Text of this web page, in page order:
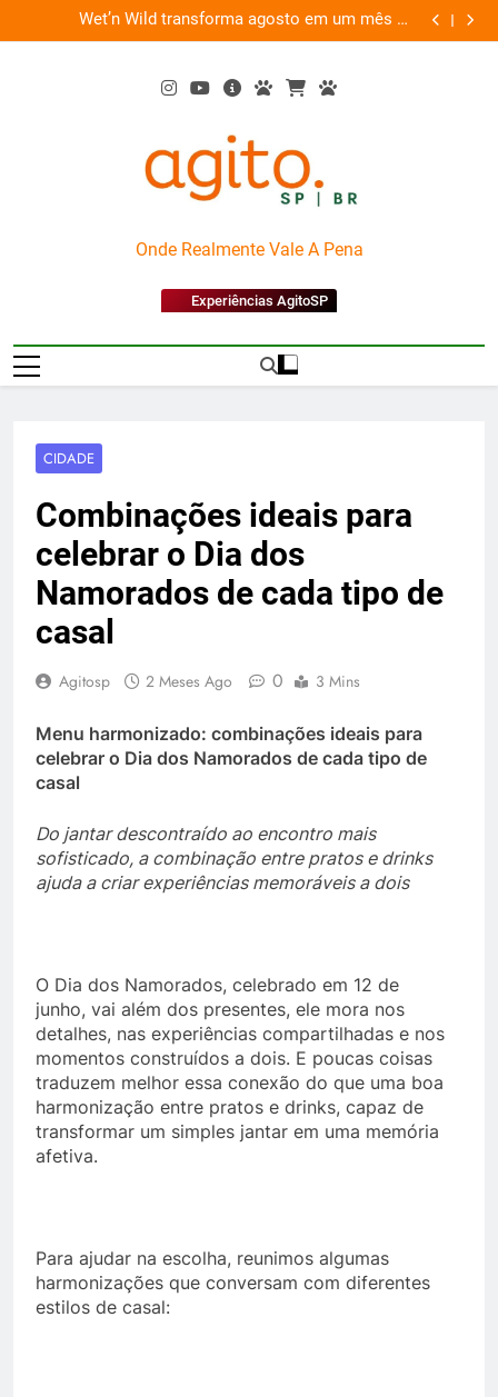
to
Wet’n Wild transforma agosto em um mês de
diversão e conexão
“Led
AgitoSP
Onde Realmente Vale A Pena
Experiências AgitoSP
CIDADE
Combinações ideais para
celebrar o Dia dos
Namorados de cada tipo de
casal
Agitosp 2 Meses Ago 0 3 Mins
Menu harmonizado: combinações ideais para
celebrar o Dia dos Namorados de cada tipo de
casal
Do jantar descontraído ao encontro mais
sofisticado, a combinação entre pratos e drinks
ajuda a criar experiências memoráveis a dois
O Dia dos Namorados, celebrado em 12 de
junho, vai além dos presentes, ele mora nos
detalhes, nas experiências compartilhadas e nos
momentos construídos a dois. E poucas coisas
traduzem melhor essa conexão do que uma boa
harmonização entre pratos e drinks, capaz de
transformar um simples jantar em uma memória
afetiva.
Para ajudar na escolha, reunimos algumas
harmonizações que conversam com diferentes
estilos de casal: